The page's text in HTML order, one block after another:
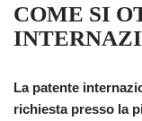
COME SI
La patente
richiesta presso la